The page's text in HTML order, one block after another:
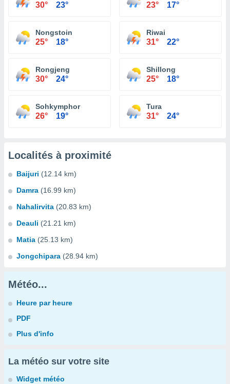
30° 23° 23° 17°
Nongstoin
25° 18°
Riwai
31° 22°
Rongjeng
30° 24°
Shillong
25° 18°
Sohkymphor
26° 19°
Tura
31° 24°
Localités à proximité
Baijuri (12.14 km)
Damra (16.99 km)
Nahalirvita (20.83 km)
Deauli (21.21 km)
Matia (25.13 km)
Jongchipara (28.94 km)
Météo...
Heure par heure
PDF
Plus d'info
La météo sur votre site
Widget météo